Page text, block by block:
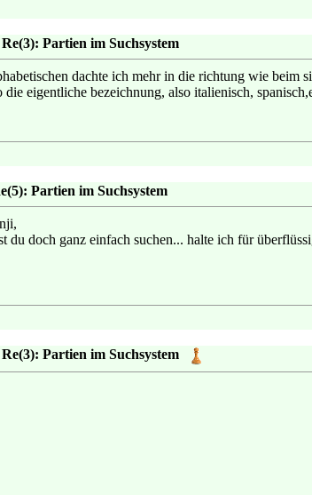
Partien im Suchsystem
dachte ich mehr in die richtung wie beim
die eigentliche bezeichnung, also italienisch,
Partien im Suchsystem
du doch ganz einfach suchen... halte ich für
Partien im Suchsystem